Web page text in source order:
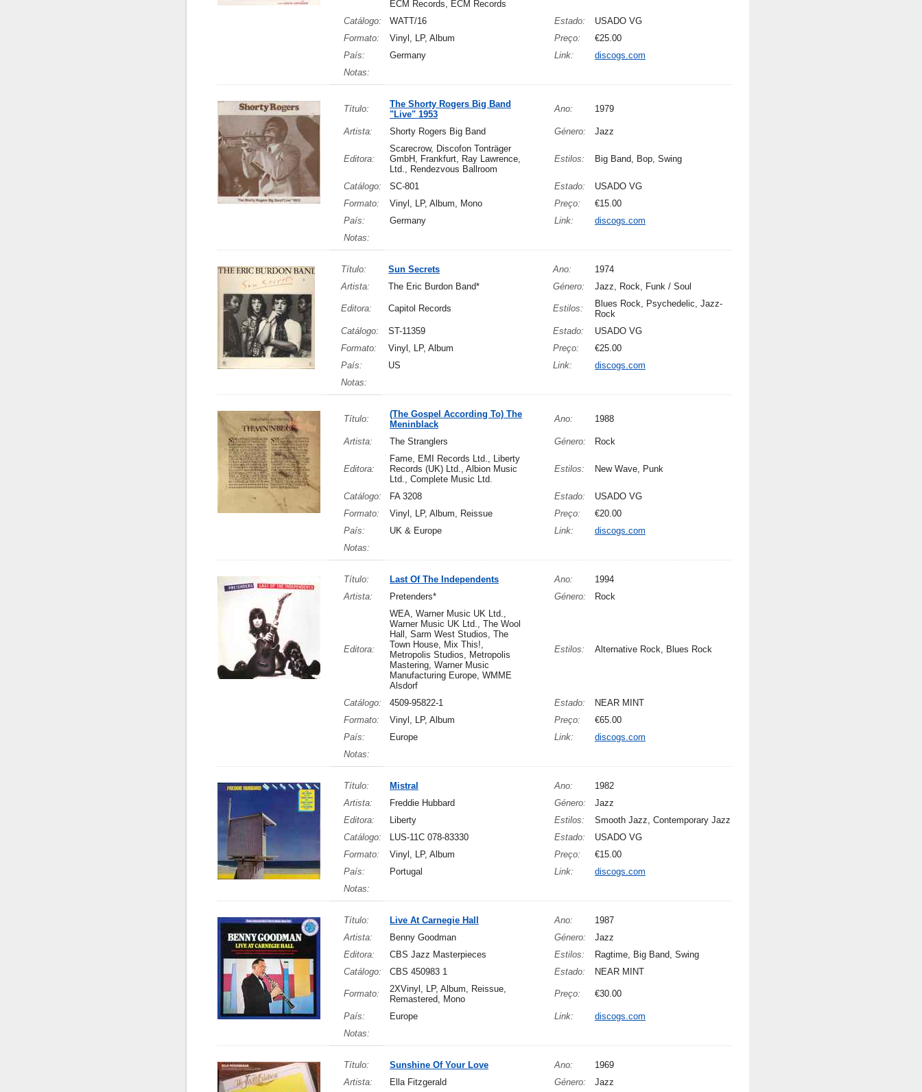
ECM Records, ECM Records
Catálogo: WATT/16 Estado:
USADO VG
Formato:
Vinyl, LP, Album Preço:
€25.00
País:
Germany Link:
discogs.com
Notas:
Título:
The Shorty Rogers Big Band
"Live" 1953
Ano: 1979
Artista: Shorty Rogers Big Band Género: Jazz
Editora:
Scarecrow, Discofon Tonträger
GmbH, Frankfurt, Ray Lawrence,
Ltd., Rendezvous Ballroom
Estilos: Big Band, Bop, Swing
Catálogo: SC-801 Estado:
USADO VG
Formato:
Vinyl, LP, Album, Mono Preço:
€15.00
País:
Germany Link:
discogs.com
Notas:
Título: Sun Secrets Ano:
1974
Artista:
The Eric Burdon Band* Género: Jazz, Rock, Funk / Soul
Editora: Capitol Records Estilos:
Blues Rock, Psychedelic, Jazz-
Rock
Catálogo:
ST-11359 Estado:
USADO VG
Formato:
Vinyl, LP, Album Preço:
€25.00
País:
US Link:
discogs.com
Notas:
Título:
(The Gospel According To) The
Meninblack
Ano: 1988
Artista: The Stranglers Género: Rock
Editora:
Fame, EMI Records Ltd., Liberty
Records (UK) Ltd., Albion Music
Ltd., Complete Music Ltd.
Estilos: New Wave, Punk
Catálogo: FA 3208 Estado:
USADO VG
Formato:
Vinyl, LP, Album, Reissue Preço:
€20.00
País:
UK & Europe Link:
discogs.com
Notas:
Título: Last Of The Independents Ano:
1994
Artista:
Pretenders* Género: Rock
Editora:
WEA, Warner Music UK Ltd.,
Warner Music UK Ltd., The Wool
Hall, Sarm West Studios, The
Town House, Mix This!,
Metropolis Studios, Metropolis
Mastering, Warner Music
Manufacturing Europe, WMME
Alsdorf
Estilos: Alternative Rock, Blues Rock
Catálogo: 4509-95822-1 Estado:
NEAR MINT
Formato:
Vinyl, LP, Album Preço:
€65.00
País:
Europe Link:
discogs.com
Notas:
Título: Mistral Ano:
1982
Artista:
Freddie Hubbard Género:
Jazz
Editora:
Liberty Estilos:
Smooth Jazz, Contemporary Jazz
Catálogo:
LUS-11C 078-83330 Estado:
USADO VG
Formato:
Vinyl, LP, Album Preço:
€15.00
País:
Portugal Link:
discogs.com
Notas:
Título: Live At Carnegie Hall Ano:
1987
Artista:
Benny Goodman Género:
Jazz
Editora:
CBS Jazz Masterpieces Estilos:
Ragtime, Big Band, Swing
Catálogo:
CBS 450983 1 Estado: NEAR MINT
Formato:
2XVinyl, LP, Album, Reissue,
Remastered, Mono
Preço: €30.00
País: Europe Link:
discogs.com
Notas:
Título: Sunshine Of Your Love Ano:
1969
Artista:
Ella Fitzgerald Género: Jazz